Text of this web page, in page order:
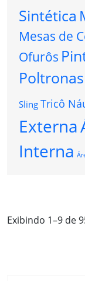
Sintética
Mesas de
Ofurôs
Poltronas
Sling Tricô
Externa
Interna
Exibindo 1–9 de